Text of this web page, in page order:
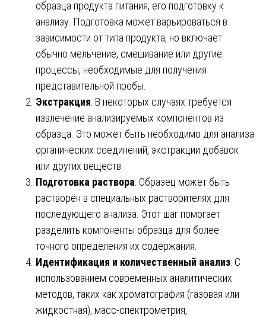
образца продукта питания, его подготовку к
анализу. Подготовка может варьироваться в
зависимости от типа продукта, но включает
обычно мельчение, смешивание или другие
процессы, необходимые для получения
представительной пробы.
Экстракция: В некоторых случаях требуется
извлечение анализируемых компонентов из
образца. Это может быть необходимо для анализа
органических соединений, экстракции добавок
или других веществ.
Подготовка раствора: Образец может быть
растворён в специальных растворителях для
последующего анализа. Этот шаг помогает
разделить компоненты образца для более
точного определения их содержания.
Идентификация и количественный анализ: С
использованием современных аналитических
методов, таких как хроматография (газовая или
жидкостная), масс-спектрометрия,